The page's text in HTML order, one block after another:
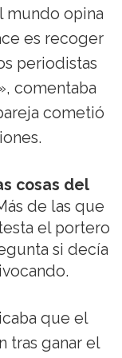
mundo opina
es recoger
periodistas
comentaba
cometió
cosas del
de las que
el portero
si decía
que el
tras ganar el